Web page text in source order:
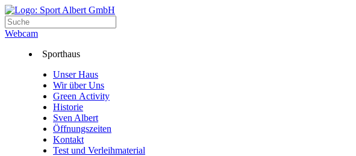
Webcam
Sporthaus
Unser Haus
Wir über Uns
Green Activity
Historie
Sven Albert
Öffnungszeiten
Kontakt
Test und Verleihmaterial